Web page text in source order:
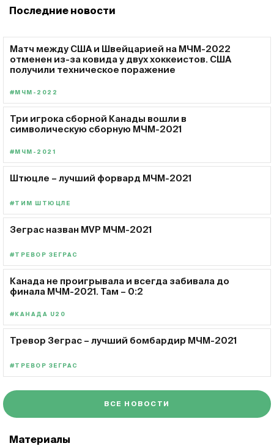
Последние новости
Матч между США и Швейцарией на МЧМ-2022
отменен из-за ковида у двух хоккеистов. США
получили техническое поражение
#МЧМ-2022
Три игрока сборной Канады вошли в
символическую сборную МЧМ-2021
#МЧМ-2021
Штюцле – лучший форвард МЧМ-2021
#ТИМ ШТЮЦЛЕ
Зеграс назван MVP МЧМ-2021
#ТРЕВОР ЗЕГРАС
Канада не проигрывала и всегда забивала до
финала МЧМ-2021. Там – 0:2
#КАНАДА U20
Тревор Зеграс – лучший бомбардир МЧМ-2021
#ТРЕВОР ЗЕГРАС
ВСЕ НОВОСТИ
Материалы